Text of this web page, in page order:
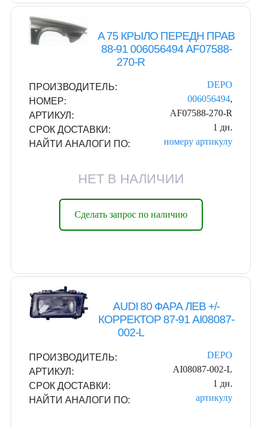
A 75 КРЫЛО ПЕРЕДН ПРАВ
88-91 006056494 AF07588-
270-R
ПРОИЗВОДИТЕЛЬ:
DEPO
НОМЕР:
006056494,
АРТИКУЛ:
AF07588-270-R
СРОК ДОСТАВКИ:
1 дн.
НАЙТИ АНАЛОГИ ПО:
номеру артикулу
НЕТ В НАЛИЧИИ
Сделать запрос по наличию
AUDI 80 ФАРА ЛЕВ +/-
КОРРЕКТОР 87-91 AI08087-
002-L
ПРОИЗВОДИТЕЛЬ:
DEPO
АРТИКУЛ:
AI08087-002-L
СРОК ДОСТАВКИ:
1 дн.
НАЙТИ АНАЛОГИ ПО:
артикулу